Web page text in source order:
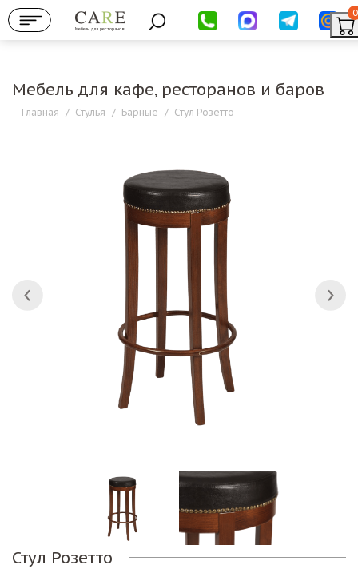
Мебель для ресторанов
0
Мебель для кафе, ресторанов и баров
Главная / Стулья / Барные / Стул Розетто
Стул Розетто